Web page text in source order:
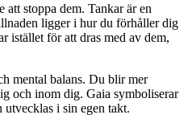
att stoppa dem. Tankarären
liggeri hurdu förhållerdig
istället föratt dras med av dem,
mental balans. Du blirmer
och inom dig. Gaia symboliserar
utvecklas i sin egen takt.